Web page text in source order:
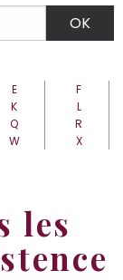
E
F
K
L
Q
R
W
X
les